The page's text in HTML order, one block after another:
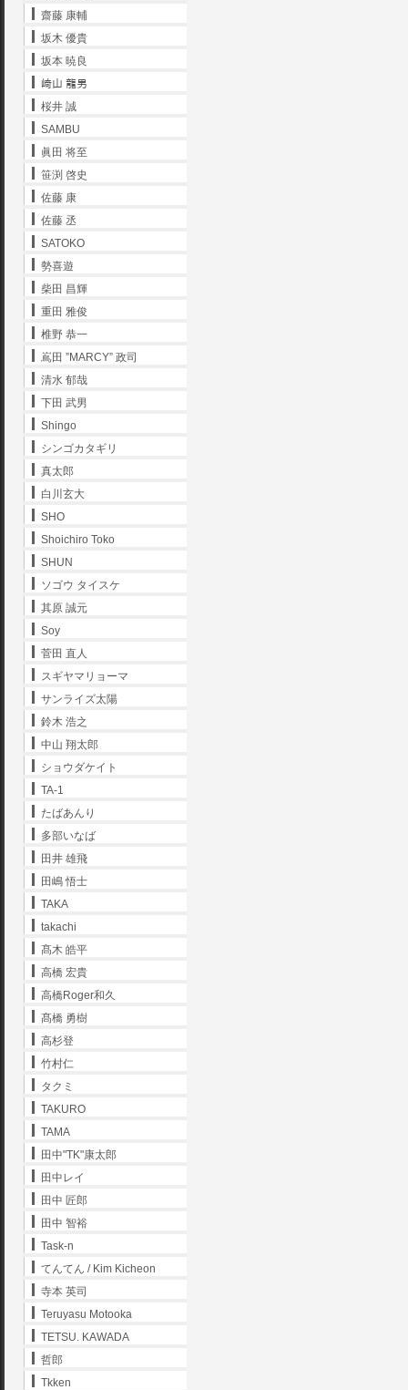
齋藤 康輔
坂木 優貴
坂本 暁良
﨑山 龍男
桜井 誠
SAMBU
眞田 将至
笹渕 啓史
佐藤 康
佐藤 丞
SATOKO
勢喜遊
柴田 昌輝
重田 雅俊
椎野 恭一
嶌田 ”MARCY” 政司
清水 郁哉
下田 武男
Shingo
シンゴカタギリ
真太郎
白川玄大
SHO
Shoichiro Toko
SHUN
ソゴウ タイスケ
其原 誠元
Soy
菅田 直人
スギヤマリョーマ
サンライズ太陽
鈴木 浩之
中山 翔太郎
ショウダケイト
TA-1
たばあんり
多部いなば
田井 雄飛
田嶋 悟士
TAKA
takachi
髙木 皓平
高橋 宏貴
高橋Roger和久
髙橋 勇樹
高杉登
竹村仁
タクミ
TAKURO
TAMA
田中"TK"康太郎
田中レイ
田中 匠郎
田中 智裕
Task-n
てんてん / Kim Kicheon
寺本 英司
Teruyasu Motooka
TETSU. KAWADA
哲郎
Tkken